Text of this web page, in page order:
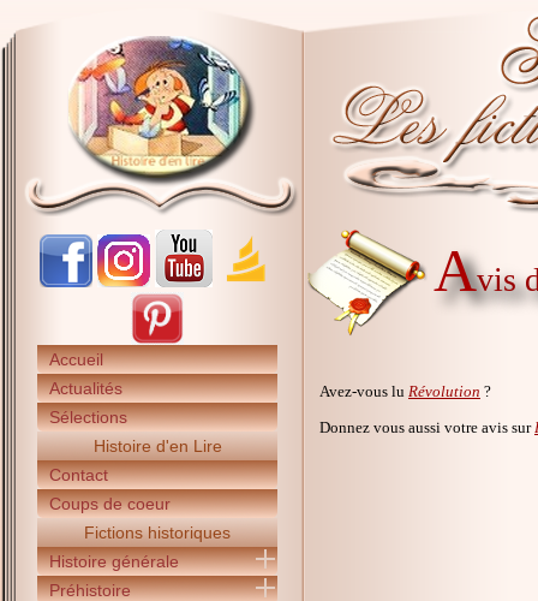
Accueil
Actualités
Sélections
Histoire d'en Lire
Contact
Coups de coeur
Fictions historiques
Histoire générale
Préhistoire
Avis
Avez-vous lu Révolution ?
Donnez vous aussi votre avis sur